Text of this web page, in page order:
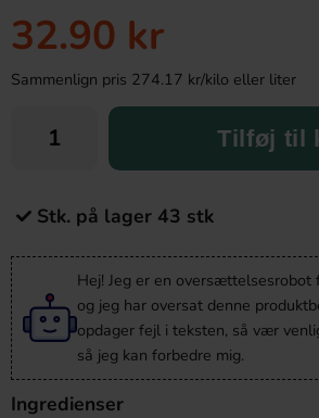
32.90 kr
Sammenlign pris 274.17 kr/kilo eller liter
Tilføj til
Stk. på lager 43 stk
Hej! Jeg er en oversættelsesrobot
og jeg har oversat denne
opdager fejl i teksten, så vær
så jeg kan forbedre mig.
Ingredienser